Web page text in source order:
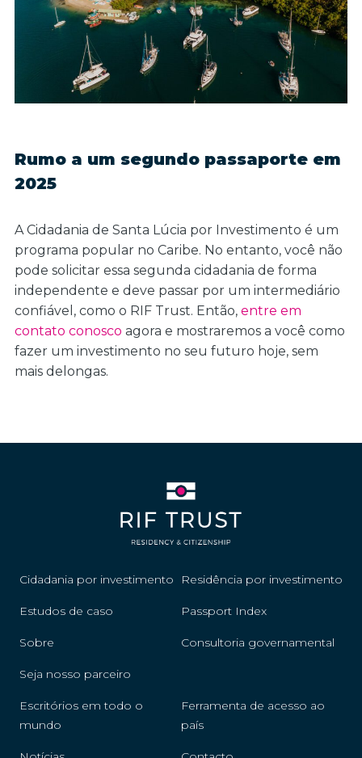
Rumo a um segundo passaporte em
2025
A Cidadania de Santa Lúcia por Investimento é um
programa popular no Caribe. No entanto, você não
pode solicitar essa segunda cidadania de forma
independente e deve passar por um intermediário
confiável, como o RIF Trust. Então, entre em
contato conosco agora e mostraremos a você como
fazer um investimento no seu futuro hoje, sem
mais delongas.
Cidadania por investimento Residência por investimento
Estudos de caso Passport Index
Sobre Consultoria governamental
Seja nosso parceiro
Escritórios em todo o
mundo
Ferramenta de acesso ao
país